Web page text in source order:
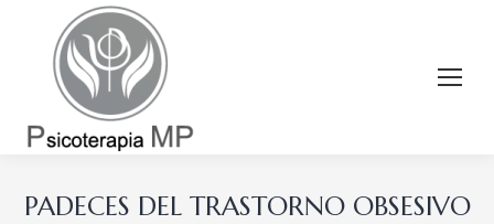
PADECES DEL TRASTORNO OBSESIVO